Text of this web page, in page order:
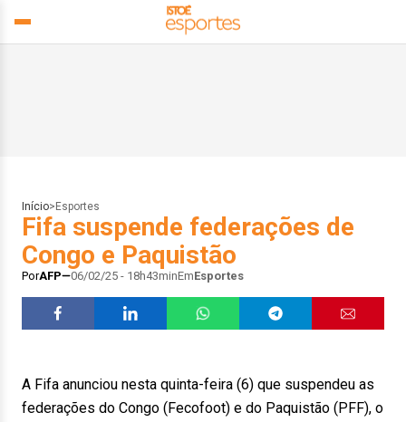
Início> Esportes
Fifa suspende federações de
Congo e Paquistão
PorAFP 06/02/25 - 18h43minEmEsportes
A Fifa anunciou nesta quinta-feira (6) que suspendeu as
federações do Congo (Fecofoot) e do Paquistão (PFF), o